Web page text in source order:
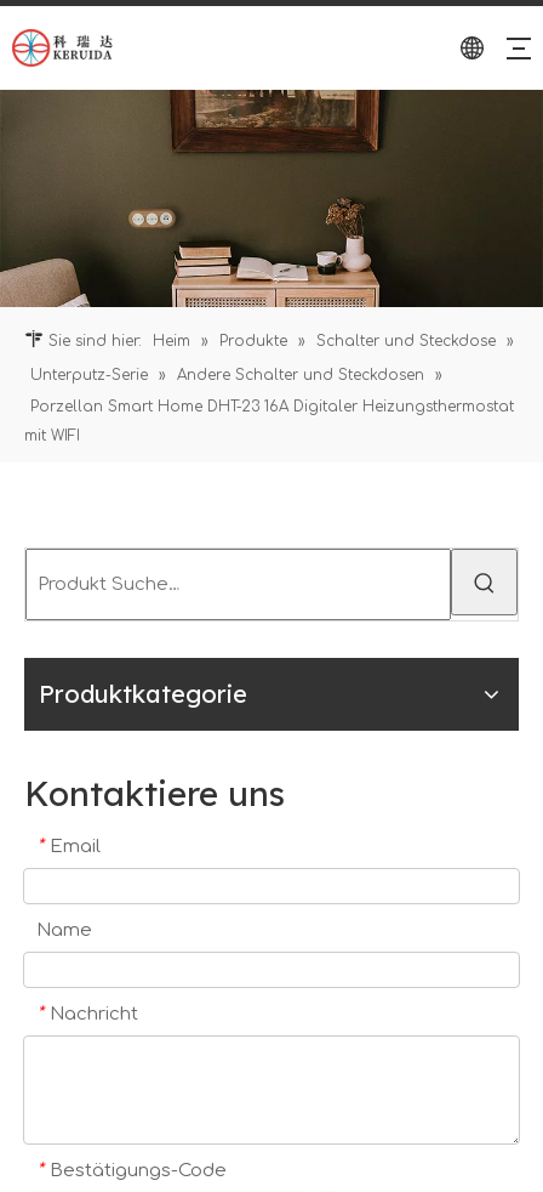
Sie sind hier: Heim » Produkte » Schalter und Steckdose
»
Unterputz-Serie
» Andere Schalter und Steckdosen
»
Porzellan Smart Home DHT-23 16A Digitaler Heizungsthermostat
mit WIFI
Produktkategorie
Kontaktiere uns
* Email
Name
* Nachricht
* Bestätigungs-Code